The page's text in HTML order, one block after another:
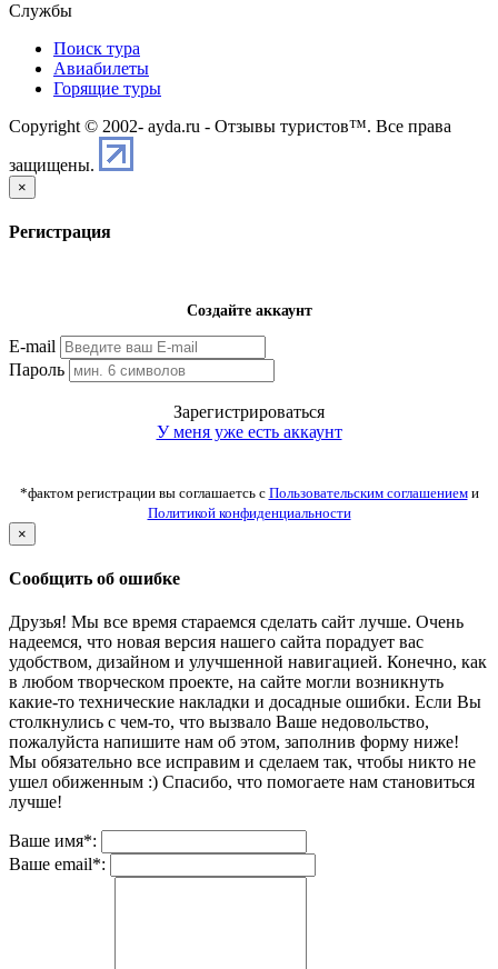
Службы
Поиск тура
Авиабилеты
Горящие туры
Copyright © 2002- ayda.ru - Отзывы туристов™. Все права
защищены.
×
Регистрация
Создайте аккаунт
E-mail
Пароль
Зарегистрироваться
У меня уже есть аккаунт
*фактом регистрации вы соглашаетсь с Пользовательским соглашениеми
Политикой конфиденциальности
×
Сообщить об ошибке
Друзья! Мы все время стараемся сделать сайт лучше. Очень
надеемся, что новая версия нашего сайта порадует вас
удобством, дизайном и улучшенной навигацией. Конечно, как
в любом творческом проекте, на сайте могли возникнуть
какие-то технические накладки и досадные ошибки. Если Вы
столкнулись с чем-то, что вызвало Ваше недовольство,
пожалуйста напишите нам об этом, заполнив форму ниже!
Мы обязательно все исправим и сделаем так, чтобы никто не
ушел обиженным :) Спасибо, что помогаете нам становиться
лучше!
Ваше имя*:
Ваше email*: